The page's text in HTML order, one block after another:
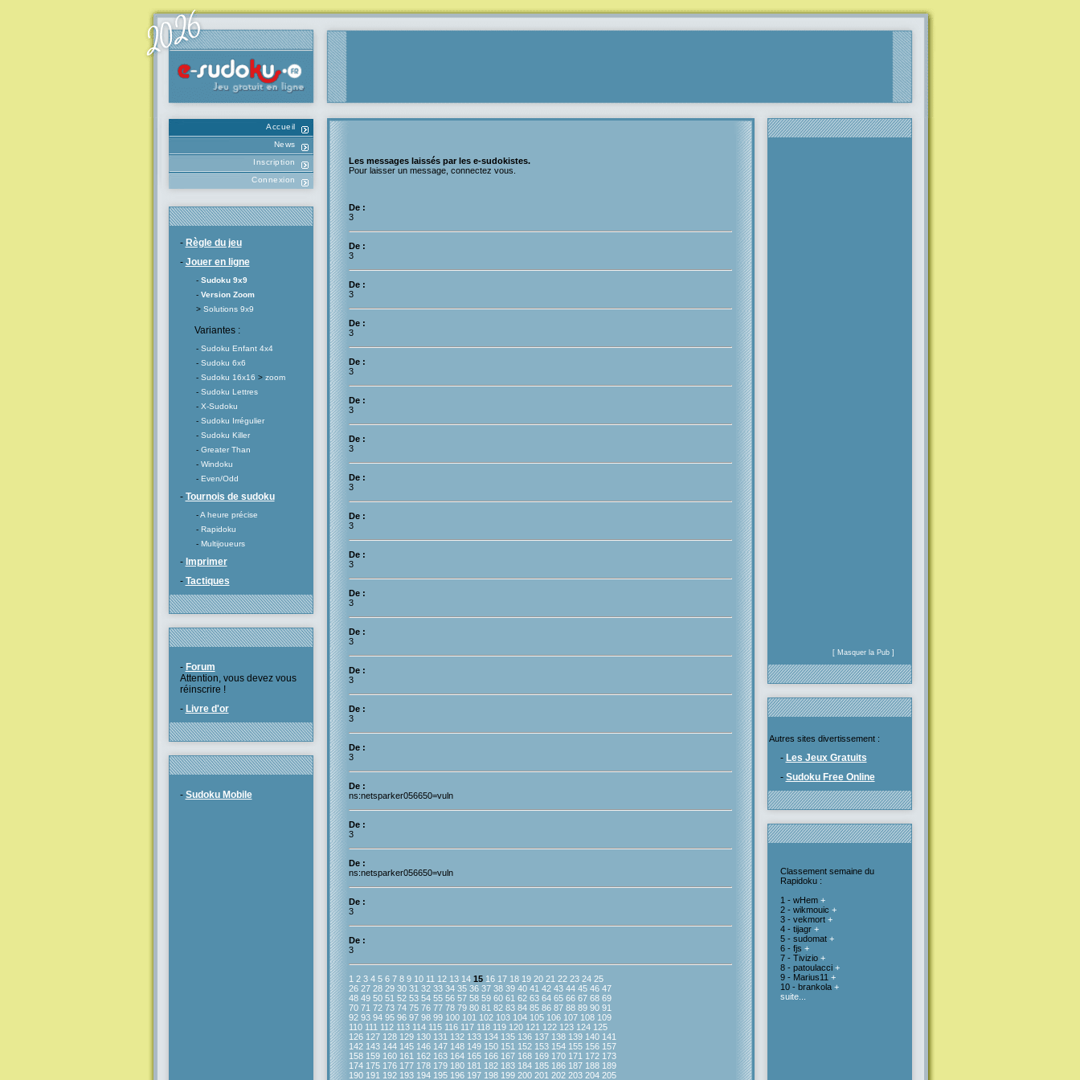
Accueil
News
Inscription
Connexion
- Règle du jeu
- Jouer en ligne
- Sudoku 9x9
- Version Zoom
> Solutions 9x9
Variantes :
- Sudoku Enfant 4x4
- Sudoku 6x6
- Sudoku 16x16 > zoom
- Sudoku Lettres
- X-Sudoku
- Sudoku Irrégulier
- Sudoku Killer
- Greater Than
- Windoku
- Even/Odd
- Tournois de sudoku
-A heure précise
- Rapidoku
- Multijoueurs
- Imprimer
- Tactiques
- Forum
Attention, vous devez vous
réinscrire !
- Livre d'or
- Sudoku Mobile
[ Masquer la Pub ]
Autres sites divertissement :
- Les Jeux Gratuits
- Sudoku Free Online
Classement semaine du
Rapidoku :
1 - wHem +
2 - wikmouic +
3 - vekmort +
4 - tijagr +
5 - sudomat +
6 - fjs +
7 - Tivizio +
8 - patoulacci +
9 - Marius11 +
10 - brankola +
suite...
Les messages laissés par les e-sudokistes.
Pour laisser un message, connectez vous.
De :
3
De :
3
De :
3
De :
3
De :
3
De :
3
De :
3
De :
3
De :
3
De :
3
De :
3
De :
3
De :
3
De :
3
De :
3
De :
ns:netsparker056650=vuln
De :
3
De :
ns:netsparker056650=vuln
De :
3
De :
3
1 2 3 4 5 6 7 8 9 10 11 12 13 14 15 16 17 18 19 20 21 22 23 24 25
26 27 28 29 30 31 32 33 34 35 36 37 38 39 40 41 42 43 44 45 46 47
48 49 50 51 52 53 54 55 56 57 58 59 60 61 62 63 64 65 66 67 68 69
70 71 72 73 74 75 76 77 78 79 80 81 82 83 84 85 86 87 88 89 90 91
92 93 94 95 96 97 98 99 100 101 102 103 104 105 106 107 108 109
110 111 112 113 114 115 116 117 118 119 120 121 122 123 124 125
126 127 128 129 130 131 132 133 134 135 136 137 138 139 140 141
142 143 144 145 146 147 148 149 150 151 152 153 154 155 156 157
158 159 160 161 162 163 164 165 166 167 168 169 170 171 172 173
174 175 176 177 178 179 180 181 182 183 184 185 186 187 188 189
190 191 192 193 194 195 196 197 198 199 200 201 202 203 204 205